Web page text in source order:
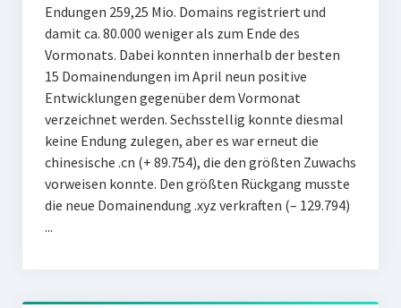
Endungen 259,25 Mio. Domains registriert und
damit ca. 80.000 weniger als zum Ende des
Vormonats. Dabei konnten innerhalb der besten
15 Domainendungen im April neun positive
Entwicklungen gegenüber dem Vormonat
verzeichnet werden. Sechsstellig konnte diesmal
keine Endung zulegen, aber es war erneut die
chinesische .cn (+ 89.754), die den größten Zuwachs
vorweisen konnte. Den größten Rückgang musste
die neue Domainendung .xyz verkraften (– 129.794)
...